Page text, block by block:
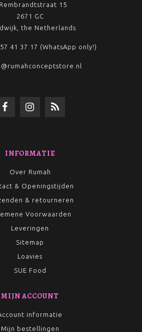
Rembrandtstraat 15
2671 GC
the Netherlands
41 37 17 (WhatsApp only!)
INFORMATIE
Over Rumah
& Openingstijden
& retourneren
Voorwaarden
Leveringen
Sitemap
Loavies
SUE Food
MIJN ACCOUNT
informatie
Mijn bestellingen